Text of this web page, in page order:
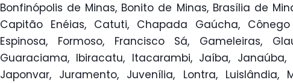
Bonfinópolis de Minas, Bonito de Minas, Brasília de
Capitão Enéias, Catuti, Chapada Gaúcha, Cônego
Espinosa, Formoso, Francisco Sá, Gameleiras,
Guaraciama, Ibiracatu, Itacarambi, Jaíba, Janaúba,
Japonvar, Juramento, Juvenília, Lontra, Luislândia,